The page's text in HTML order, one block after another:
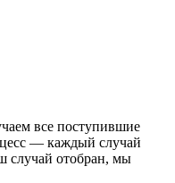
все поступившие
— каждый случай
случай отобран, мы